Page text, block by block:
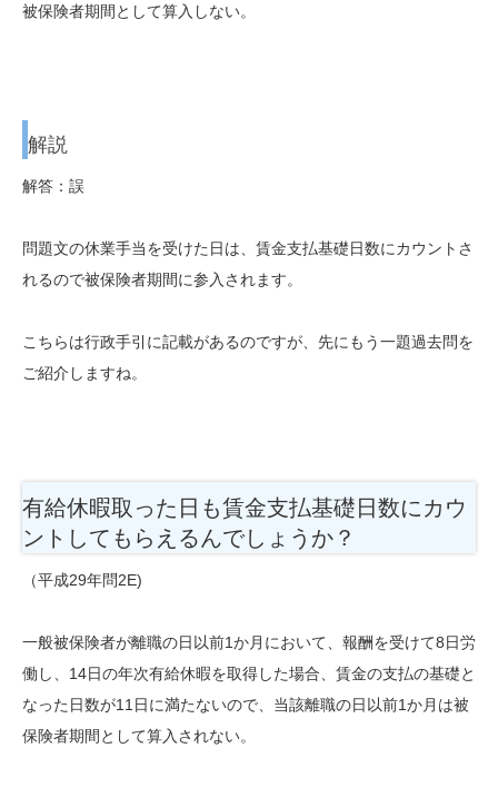
被保険者期間として算入しない。
解説
解答：誤
問題文の休業手当を受けた日は、賃金支払基礎日数にカウントさ
れるので被保険者期間に参入されます。
こちらは行政手引に記載があるのですが、先にもう一題過去問を
ご紹介しますね。
有給休暇取った日も賃金支払基礎日数にカウ
ントしてもらえるんでしょうか？
（平成29年問2E)
一般被保険者が離職の日以前1か月において、報酬を受けて8日労
働し、14日の年次有給休暇を取得した場合、賃金の支払の基礎と
なった日数が11日に満たないので、当該離職の日以前1か月は被
保険者期間として算入されない。